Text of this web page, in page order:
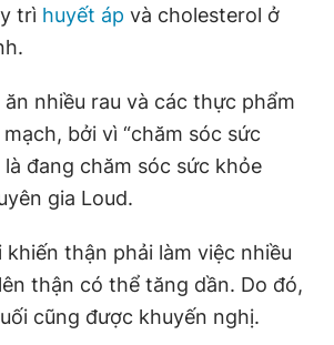
trì huyết áp và cholesterol ở
nhiều rau và các thực phẩm
bởi vì “chăm sóc sức
đang chăm sóc sức khỏe
gia Loud.
khiến thận phải làm việc nhiều
thận có thể tăng dần. Do đó,
cũng được khuyến nghị.